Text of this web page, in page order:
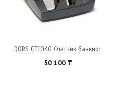
DORS CT1040 Счетчик банкнот
50 100 ₸